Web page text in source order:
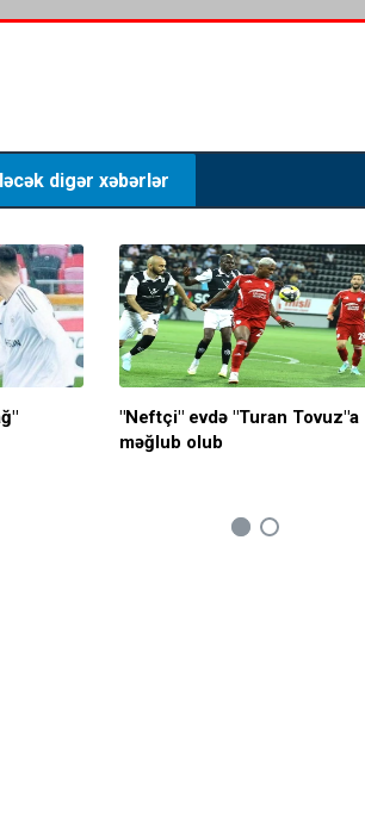
digər xəbərlər
"Neftçi" evdə "Turan Tovuz"a
məğlub olub